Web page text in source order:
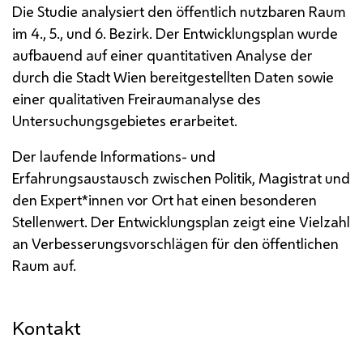
Die Studie analysiert den öffentlich nutzbaren Raum
im 4., 5., und 6. Bezirk. Der Entwicklungsplan wurde
aufbauend auf einer quantitativen Analyse der
durch die Stadt Wien bereitgestellten Daten sowie
einer qualitativen Freiraumanalyse des
Untersuchungsgebietes erarbeitet.
Der laufende Informations- und
Erfahrungsaustausch zwischen Politik, Magistrat und
den Expert*innen vor Ort hat einen besonderen
Stellenwert. Der Entwicklungsplan zeigt eine Vielzahl
an Verbesserungsvorschlägen für den öffentlichen
Raum auf.
Kontakt